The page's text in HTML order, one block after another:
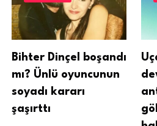
Bihter Dinçel boşandı
mı? Ünlü oyuncunun
soyadı kararı
şaşırttı